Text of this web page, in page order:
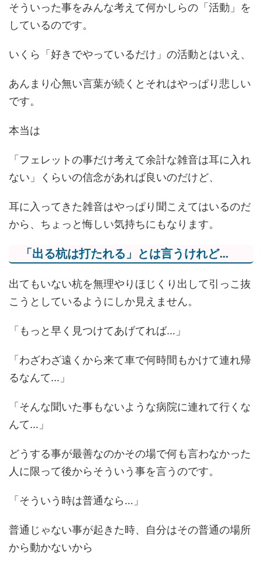
そういった事をみんな考えて何かしらの「活動」を
しているのです。
いくら「好きでやっているだけ」の活動とはいえ、
あんまり心無い言葉が続くとそれはやっぱり悲しい
です。
本当は
「フェレットの事だけ考えて余計な雑音は耳に入れ
ない」くらいの信念があれば良いのだけど、
耳に入ってきた雑音はやっぱり聞こえてはいるのだ
から、ちょっと悔しい気持ちにもなります。
「出る杭は打たれる」とは言うけれど…
出てもいない杭を無理やりほじくり出して引っこ抜
こうとしているようにしか見えません。
「もっと早く見つけてあげてれば…」
「わざわざ遠くから来て車で何時間もかけて連れ帰
るなんて…」
「そんな聞いた事もないような病院に連れて行くな
んて…」
どうする事が最善なのかその場で何も言わなかった
人に限って後からそういう事を言うのです。
「そういう時は普通なら…」
普通じゃない事が起きた時、自分はその普通の場所
から動かないから